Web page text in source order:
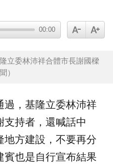
00:00
立委林沛祥合體市長謝國樑
）
， 基隆立委林沛祥
支持者，還喊話中
地方建設，不要再分
賓也是自行宣布結果